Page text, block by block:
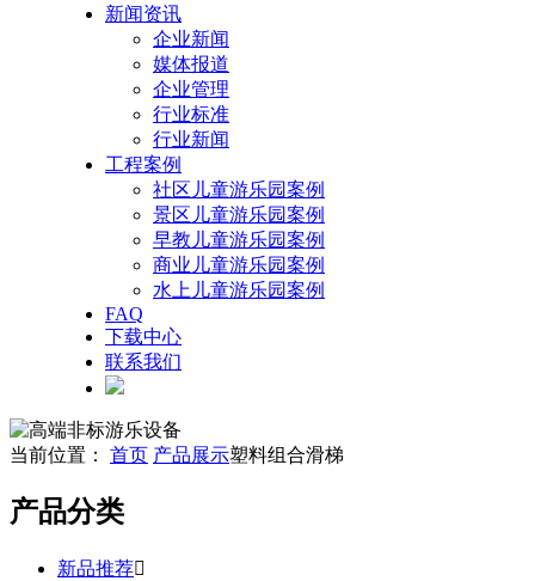
新闻资讯
企业新闻
媒体报道
企业管理
行业标准
行业新闻
工程案例
社区儿童游乐园案例
景区儿童游乐园案例
早教儿童游乐园案例
商业儿童游乐园案例
水上儿童游乐园案例
FAQ
下载中心
联系我们
当前位置： 首页 产品展示塑料组合滑梯
产品分类
新品推荐